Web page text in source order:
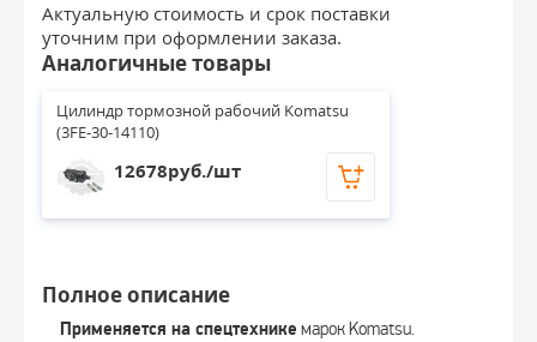
Актуальную стоимость и срок поставки
уточним при оформлении заказа.
Аналогичные товары
Цилиндр тормозной рабочий Komatsu
(3FE-30-14110)
12678руб./шт
Полное описание
Применяется на спецтехнике марок Komatsu.